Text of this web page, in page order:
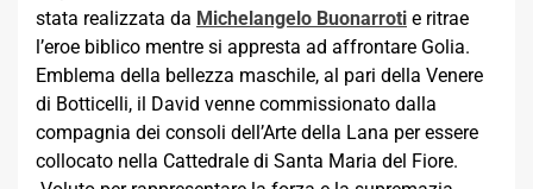
stata realizzata da Michelangelo Buonarroti e ritrae
l’eroe biblico mentre si appresta ad affrontare Golia.
Emblema della bellezza maschile, al pari della Venere
di Botticelli, il David venne commissionato dalla
compagnia dei consoli dell’Arte della Lana per essere
collocato nella Cattedrale di Santa Maria del Fiore.